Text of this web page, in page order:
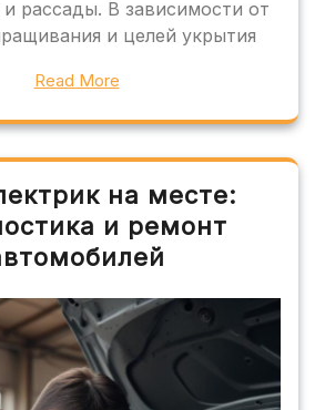
и рассады. В зависимости от
и целей укрытия
Read More
на месте:
и ремонт